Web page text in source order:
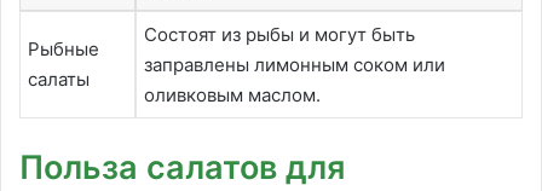
Рыбные
салаты
Состоят из рыбы и могут быть
заправлены лимонным соком или
оливковым маслом.
Польза салатов для